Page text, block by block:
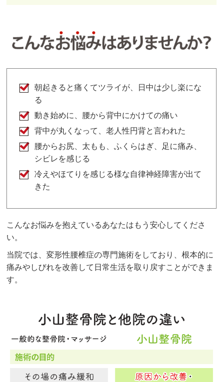
朝起きると痛くてツライが、日中は少し楽にな
る
動き始めに、腰から背中にかけての痛い
背中が丸くなって、老人性円背と言われた
腰からお尻、太もも、ふくらはぎ、足に痛み、
シビレを感じる
冷えやほてりを感じる様な自律神経障害が出て
きた
こんなお悩みを抱えているあなたはもう安心してくださ
い。
当院では、変形性腰椎症の専門施術をしており、根本的に
痛みやしびれを改善して日常生活を取り戻すことができま
す。